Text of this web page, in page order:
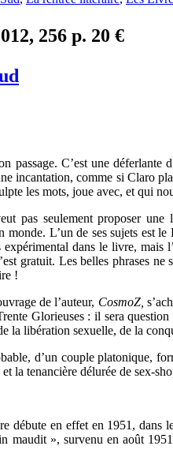
256 p. 20 €
passage. C’est une déferlante
incantation, comme si Claro
les mots, joue avec, et qui
pas seulement proposer
L’un de ses sujets est
dans le livre, mais
gratuit. Les belles phrases ne
!
de l’auteur, CosmoZ,
Glorieuses : il sera
la libération sexuelle, de la
d’un couple platonique,
la tenancière délurée de sex-
débute en effet en 1951, dans
maudit », survenu en août